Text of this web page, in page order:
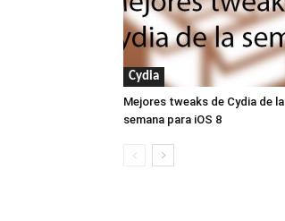
Cydia
Mejores tweaks de Cydia de la
semana para iOS 8